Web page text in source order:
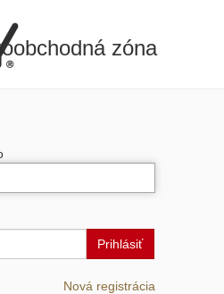
zóna
Prihlásiť
Nová registrácia